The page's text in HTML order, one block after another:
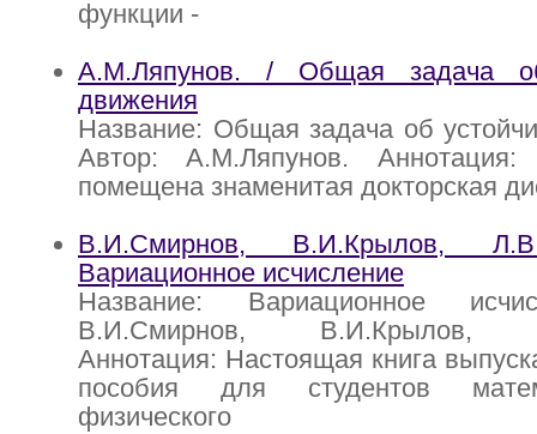
функции -
А.М.Ляпунов. / Общая задача об
движения
Название: Общая задача об
Автор: А.М.Ляпунов.
помещена знаменитая докторская
В.И.Смирнов, В.И.Крылов,
Вариационное исчисление
Название: Вариационное
В.И.Смирнов, В.И.Крылов,
Аннотация: Настоящая книга
пособия для студентов
физического